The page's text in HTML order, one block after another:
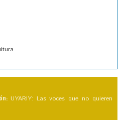
UYARIY: Las voces que no quieren